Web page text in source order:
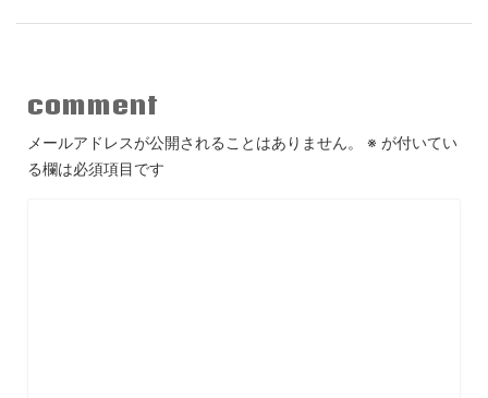
comment
メールアドレスが公開されることはありません。 ※ が付いてい
る欄は必須項目です